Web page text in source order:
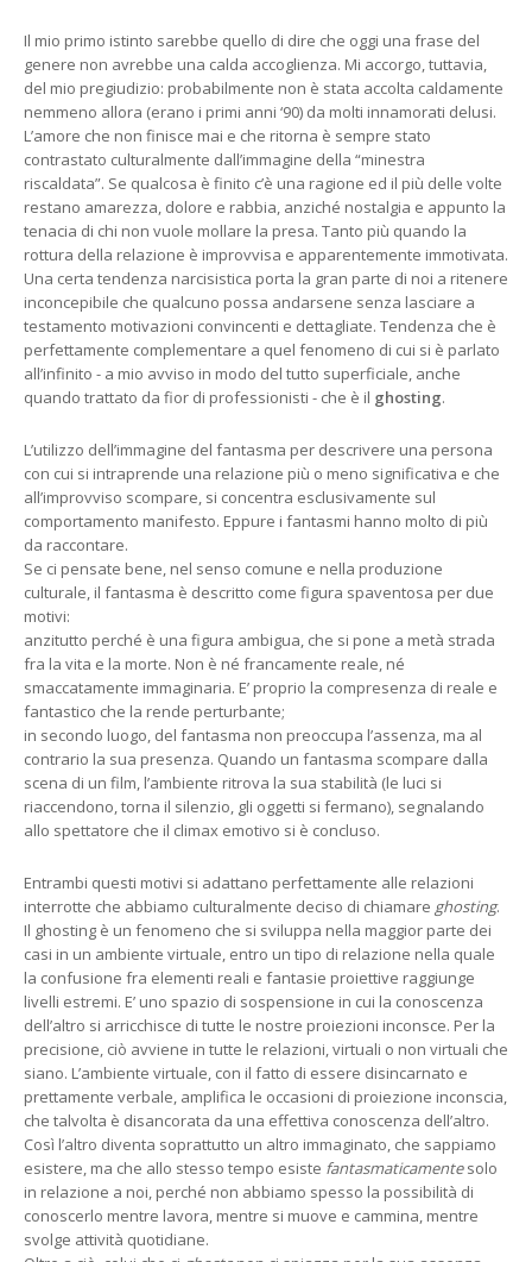
Il mio primo istinto sarebbe quello di dire che oggi una frase del
genere non avrebbe una calda accoglienza. Mi accorgo, tuttavia,
del mio pregiudizio: probabilmente non è stata accolta caldamente
nemmeno allora (erano i primi anni ‘90) da molti innamorati delusi.
L’amore che non finisce mai e che ritorna è sempre stato
contrastato culturalmente dall’immagine della “minestra
riscaldata”. Se qualcosa è finito c’è una ragione ed il più delle volte
restano amarezza, dolore e rabbia, anziché nostalgia e appunto la
tenacia di chi non vuole mollare la presa. Tanto più quando la
rottura della relazione è improvvisa e apparentemente immotivata.
Una certa tendenza narcisistica porta la gran parte di noi a ritenere
inconcepibile che qualcuno possa andarsene senza lasciare a
testamento motivazioni convincenti e dettagliate. Tendenza che è
perfettamente complementare a quel fenomeno di cui si è parlato
all’infinito - a mio avviso in modo del tutto superficiale, anche
quando trattato da fior di professionisti - che è il ghosting.
L’utilizzo dell’immagine del fantasma per descrivere una persona
con cui si intraprende una relazione più o meno significativa e che
all’improvviso scompare, si concentra esclusivamente sul
comportamento manifesto. Eppure i fantasmi hanno molto di più
da raccontare.
Se ci pensate bene, nel senso comune e nella produzione
culturale, il fantasma è descritto come figura spaventosa per due
motivi:
anzitutto perché è una figura ambigua, che si pone a metà strada
fra la vita e la morte. Non è né francamente reale, né
smaccatamente immaginaria. E’ proprio la compresenza di reale e
fantastico che la rende perturbante;
in secondo luogo, del fantasma non preoccupa l’assenza, ma al
contrario la sua presenza. Quando un fantasma scompare dalla
scena di un film, l’ambiente ritrova la sua stabilità (le luci si
riaccendono, torna il silenzio, gli oggetti si fermano), segnalando
allo spettatore che il climax emotivo si è concluso.
Entrambi questi motivi si adattano perfettamente alle relazioni
interrotte che abbiamo culturalmente deciso di chiamare ghosting.
Il ghosting è un fenomeno che si sviluppa nella maggior parte dei
casi in un ambiente virtuale, entro un tipo di relazione nella quale
la confusione fra elementi reali e fantasie proiettive raggiunge
livelli estremi. E’ uno spazio di sospensione in cui la conoscenza
dell’altro si arricchisce di tutte le nostre proiezioni inconsce. Per la
precisione, ciò avviene in tutte le relazioni, virtuali o non virtuali che
siano. L’ambiente virtuale, con il fatto di essere disincarnato e
prettamente verbale, amplifica le occasioni di proiezione inconscia,
che talvolta è disancorata da una effettiva conoscenza dell’altro.
Così l’altro diventa soprattutto un altro immaginato, che sappiamo
esistere, ma che allo stesso tempo esiste fantasmaticamentesolo
in relazione a noi, perché non abbiamo spesso la possibilità di
conoscerlo mentre lavora, mentre si muove e cammina, mentre
svolge attività quotidiane.